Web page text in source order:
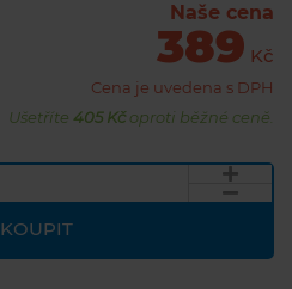
Naše cena
389 Kč
Cena je uvedena s DPH
Ušetříte 405 Kčoproti běžné ceně.
KOUPIT